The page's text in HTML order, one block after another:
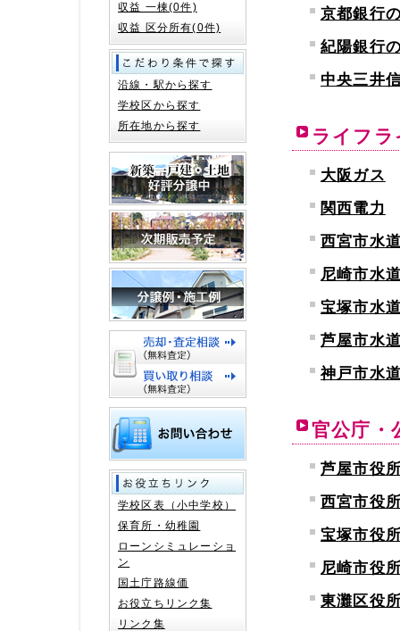
京都銀行
紀陽銀行
中央三井
ライフラ
大阪ガス
関西電力
西宮市水
尼崎市水
宝塚市水
芦屋市水
神戸市水
官公庁・
芦屋市役
西宮市役
宝塚市役
尼崎市役
東灘区役
収益 一棟(0件)
収益 区分所有(0件)
沿線・駅から探す
学校区から探す
所在地から探す
学校区表（小中学校）
保育所・幼稚園
ローンシミュレーショ
ン
国土庁路線価
お役立ちリンク集
リンク集